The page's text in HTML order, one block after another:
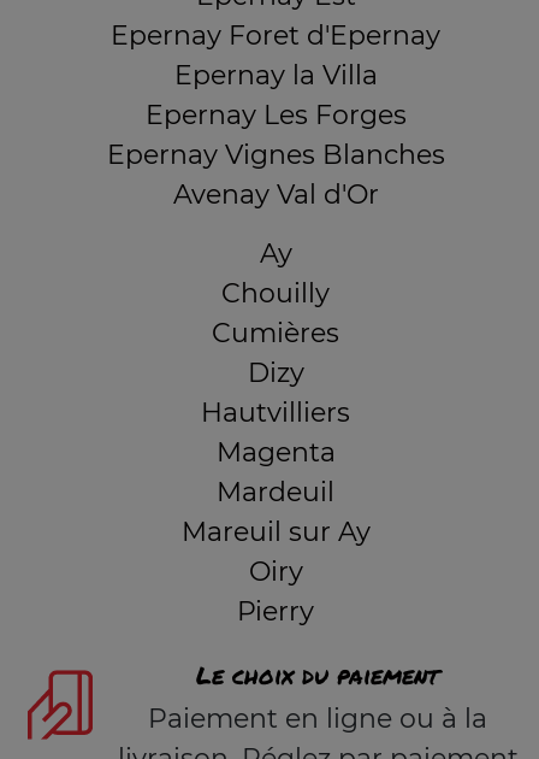
Epernay Foret d'Epernay
Epernay la Villa
Epernay Les Forges
Epernay Vignes Blanches
Avenay Val d'Or
Ay
Chouilly
Cumières
Dizy
Hautvilliers
Magenta
Mardeuil
Mareuil sur Ay
Oiry
Pierry
Le choix du paiement
Paiement en ligne ou à la